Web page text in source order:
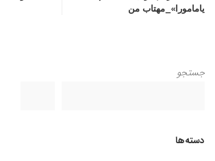
یامامورا»_مهتاب من
جستجو
دسته‌ها